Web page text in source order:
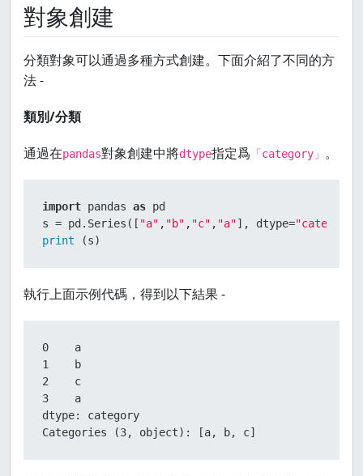
對象創建
分類對象可以通過多種方式創建。下面介紹了不同的方
法 -
類別/分類
通過在pandas對象創建中將dtype指定爲 「category」 。
import pandas as pd
s = pd.Series([ "a" , "b" , "c" , "a"], dtype="category"
print (s)
執行上面示例代碼，得到以下結果 -
0    a
1    b
2    c
3    a
dtype: category
Categories (3, object): [a, b, c]